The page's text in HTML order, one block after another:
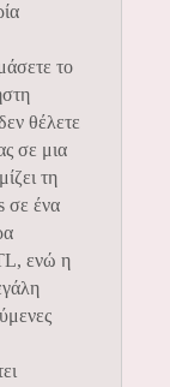
το
θέλετε
σε μια
τη
σε ένα
ενώ η